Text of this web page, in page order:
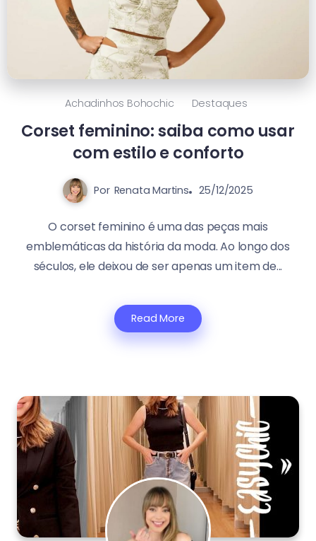
Achadinhos Bohochic Destaques
Corset feminino: saiba como usar
com estilo e conforto
Por Renata Martins 25/12/2025
O corset feminino é uma das peças mais
emblemáticas da história da moda. Ao longo dos
séculos, ele deixou de ser apenas um item de...
Read More